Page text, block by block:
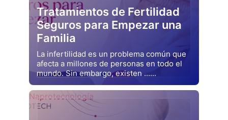
Tratamientos de Fertilidad
Seguros para Empezar una
Familia
La infertilidad es un problema común que
afecta a millones de personas en todo el
mundo. Sin embargo, existen ......
Drjluquerna
Naprotecnología